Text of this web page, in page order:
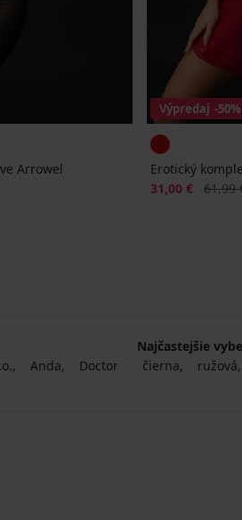
Arrowel
Výpredaj -50%
Erotický
Zľava
31,00 € 61,99
Anda
Doctor
Najčastejšie
čierna
ružová